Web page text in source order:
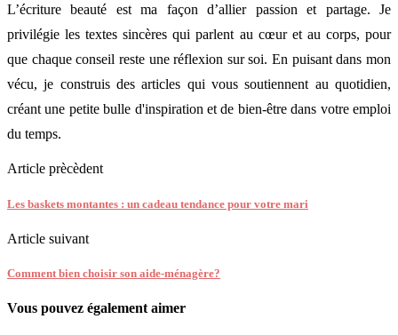
L’écriture beauté est ma façon d’allier passion et partage. Je
privilégie les textes sincères qui parlent au cœur et au corps, pour
que chaque conseil reste une réflexion sur soi. En puisant dans mon
vécu, je construis des articles qui vous soutiennent au quotidien,
créant une petite bulle d'inspiration et de bien-être dans votre emploi
du temps.
Article prècèdent
Les baskets montantes : un cadeau tendance pour votre mari
Article suivant
Comment bien choisir son aide-ménagère?
Vous pouvez également aimer